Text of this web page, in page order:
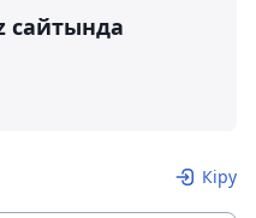
сайтында
Кіру